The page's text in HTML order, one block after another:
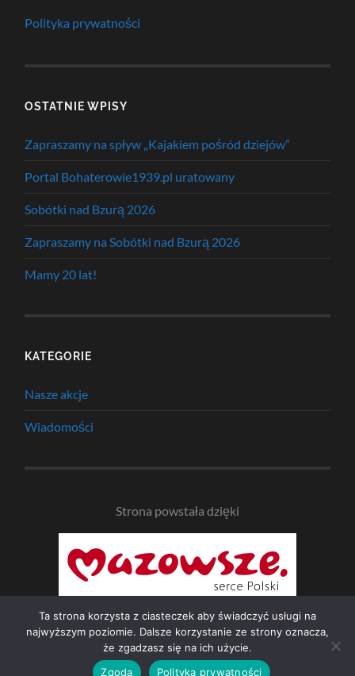
Polityka prywatności
OSTATNIE WPISY
Zapraszamy na spływ „Kajakiem pośród dziejów”
Portal Bohaterowie1939.pl uratowany
Sobótki nad Bzurą 2026
Zapraszamy na Sobótki nad Bzurą 2026
Mamy 20 lat!
KATEGORIE
Nasze akcje
Wiadomości
Strona powstała dzięki
© 2026 NAD BZURĄ —UP ↑
Ta strona korzysta z ciasteczek aby świadczyć usługi na
najwyższym poziomie. Dalsze korzystanie ze strony oznacza,
że zgadzasz się na ich użycie.
Zgoda
Polityka prywatności